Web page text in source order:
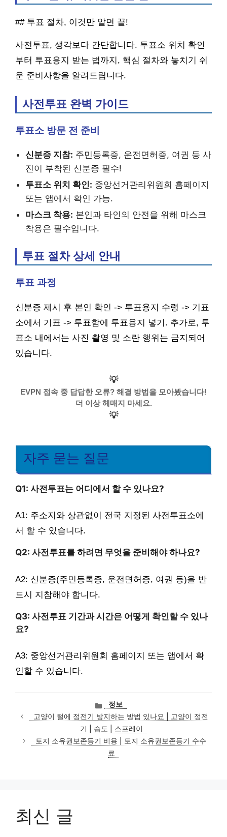
## 투표 절차, 이것만 알면 끝!
사전투표, 생각보다 간단합니다. 투표소 위치 확인
부터 투표용지 받는 법까지, 핵심 절차와 놓치기 쉬
운 준비사항을 알려드립니다.
사전투표 완벽 가이드
투표소 방문 전 준비
신분증 지참: 주민등록증, 운전면허증, 여권 등 사
진이 부착된 신분증 필수!
투표소 위치 확인: 중앙선거관리위원회 홈페이지
또는 앱에서 확인 가능.
마스크 착용: 본인과 타인의 안전을 위해 마스크
착용은 필수입니다.
투표 절차 상세 안내
투표 과정
신분증 제시 후 본인 확인 -> 투표용지 수령 -> 기표
소에서 기표 -> 투표함에 투표용지 넣기. 추가로, 투
표소 내에서는 사진 촬영 및 소란 행위는 금지되어
있습니다.
💡
EVPN 접속 중 답답한 오류? 해결 방법을 모아봤습니다!
더 이상 헤매지 마세요.
💡
자주 묻는 질문
Q1: 사전투표는 어디에서 할 수 있나요?
A1: 주소지와 상관없이 전국 지정된 사전투표소에
서 할 수 있습니다.
Q2: 사전투표를 하려면 무엇을 준비해야 하나요?
A2: 신분증(주민등록증, 운전면허증, 여권 등)을 반
드시 지참해야 합니다.
Q3: 사전투표 기간과 시간은 어떻게 확인할 수 있나
요?
A3: 중앙선거관리위원회 홈페이지 또는 앱에서 확
인할 수 있습니다.
카
테
고
리
정보
고양이 털에 정전기 방지하는 방법 있나요 | 고양이 정전
기 | 습도 | 스프레이
토지 소유권보존등기 비용 | 토지 소유권보존등기 수수
료
최신 글